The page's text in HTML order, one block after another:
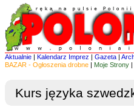
Aktualnie | Kalendarz Imprez | Gazeta |
BAZAR - Ogłoszenia drobne | Moje Strony |
Kurs języka